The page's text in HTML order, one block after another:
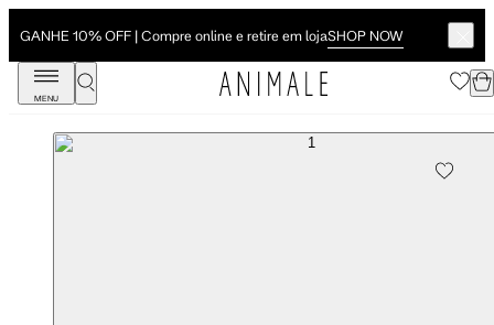
GANHE 10% OFF | Compre online e retire em lojaSHOP NOW
MENU